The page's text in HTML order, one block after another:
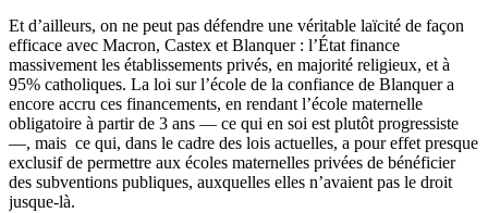
Et d’ailleurs, on ne peut pas défendre une véritable laïcité de façon
efficace avec Macron, Castex et Blanquer : l’État finance
massivement les établissements privés, en majorité religieux, et à
95% catholiques. La loi sur l’école de la confiance de Blanquer a
encore accru ces financements, en rendant l’école maternelle
obligatoire à partir de 3 ans — ce qui en soi est plutôt progressiste
—, mais ce qui, dans le cadre des lois actuelles, a pour effet presque
exclusif de permettre aux écoles maternelles privées de bénéficier
des subventions publiques, auxquelles elles n’avaient pas le droit
jusque-là.